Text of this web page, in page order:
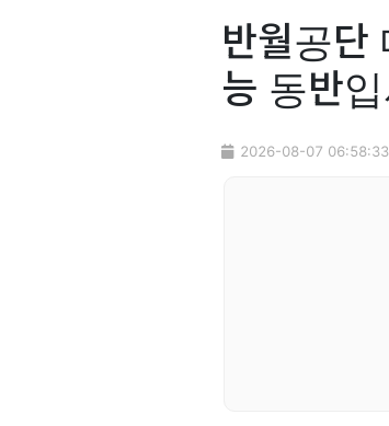
반월공단
능 동반
2026-08-07 06:58:33